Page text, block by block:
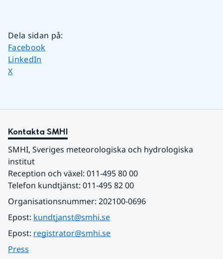
Dela sidan på:
Dela sidan på
Facebook
Dela sidan på
LinkedIn
Dela sidan på
X
Kontakta SMHI
SMHI, Sveriges meteorologiska och hydrologiska
institut
Reception och växel: 011-495 80 00
Telefon kundtjänst: 011-495 82 00
Organisationsnummer: 202100-0696
Epost: kundtjanst@smhi.se
Epost: registrator@smhi.se
Press